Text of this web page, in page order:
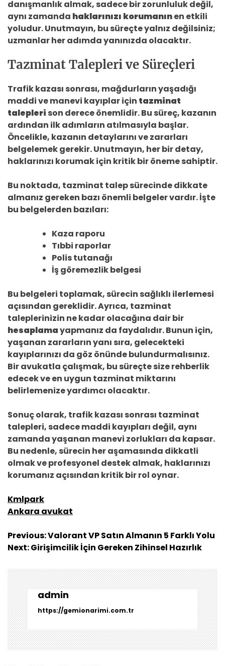
danışmanlık almak, sadece bir zorunluluk değil,
aynı zamanda haklarınızı korumanınen etkili
yoludur. Unutmayın, bu süreçte yalnız değilsiniz;
uzmanlar her adımda yanınızda olacaktır.
Tazminat Talepleri ve Süreçleri
Trafik kazası sonrası, mağdurların yaşadığı
maddi ve manevi kayıplar için tazminat
talepleri son derece önemlidir. Bu süreç, kazanın
ardından ilk adımların atılmasıyla başlar.
Öncelikle, kazanın detaylarını ve zararları
belgelemek gerekir. Unutmayın, her bir detay,
haklarınızı korumak için kritik bir öneme sahiptir.
Bu noktada, tazminat talep sürecinde dikkate
almanız gereken bazı önemli belgeler vardır. İşte
bu belgelerden bazıları:
Kaza raporu
Tıbbi raporlar
Polis tutanağı
İş göremezlik belgesi
Bu belgeleri toplamak, sürecin sağlıklı ilerlemesi
açısından gereklidir. Ayrıca, tazminat
taleplerinizin ne kadar olacağına dair bir
hesaplamayapmanız da faydalıdır. Bunun için,
yaşanan zararların yanı sıra, gelecekteki
kayıplarınızı da göz önünde bulundurmalısınız.
Bir avukatla çalışmak, bu süreçte size rehberlik
edecek ve en uygun tazminat miktarını
belirlemenize yardımcı olacaktır.
Sonuç olarak, trafik kazası sonrası tazminat
talepleri, sadece maddi kayıpları değil, aynı
zamanda yaşanan manevi zorlukları da kapsar.
Bu nedenle, sürecin her aşamasında dikkatli
olmak ve profesyonel destek almak, haklarınızı
korumanız açısından kritik bir rol oynar.
Kmlpark
Ankara avukat
Y
a
ı
g
e
z
i
n
m
Previous:Valorant VP Satın Almanın 5 Farklı Yolu
Next:Girişimcilik İçin Gereken Zihinsel Hazırlık
admin
https://gemionarimi.com.tr